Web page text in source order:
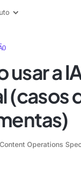
usar a
(casos
Content Operations